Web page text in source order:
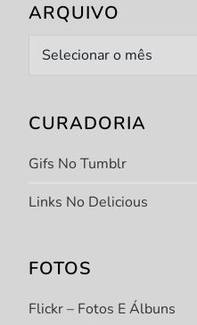
ARQUIVO
Arquivo
CURADORIA
Gifs No Tumblr
Links No Delicious
FOTOS
Flickr – Fotos E Álbuns